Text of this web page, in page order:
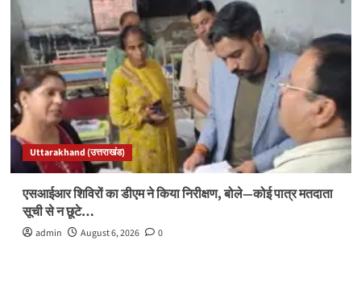
Uttarakhand (उत्तराखंड)
एसआईआर शिविरों का डीएम ने किया निरीक्षण, बोले—कोई पात्र मतदाता
सूची से न छूटे…
admin August 6, 2026 0